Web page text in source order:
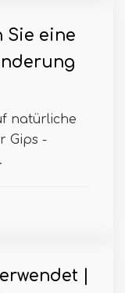
Sie eine
natürliche
Gips -
|